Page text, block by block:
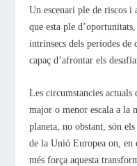
Un escenari ple de riscos i
que esta ple
intrínsecs dels períodes de
capaç d’afrontar els
Les circumstancies actuals
major o menor escala a la
planeta, no obstant, són
de la Unió Europea on, en
més força aquesta